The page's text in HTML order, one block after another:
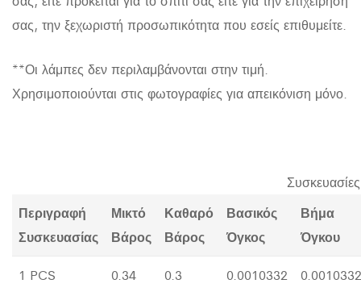
σας, την ξεχωριστή προσωπικότητα που εσείς επιθυμείτε.
**Οι λάμπες δεν περιλαμβάνονται στην τιμή.
Χρησιμοποιούνται στις φωτογραφίες για απεικόνιση μόνο.
Περιγραφή
Συσκευασίας
Μικτό
Βάρος
Καθαρό
Βάρος
Βασικός
Όγκος
Βήμα
Όγκου
1 PCS 0.34 0.3 0.0010332 0.0010332